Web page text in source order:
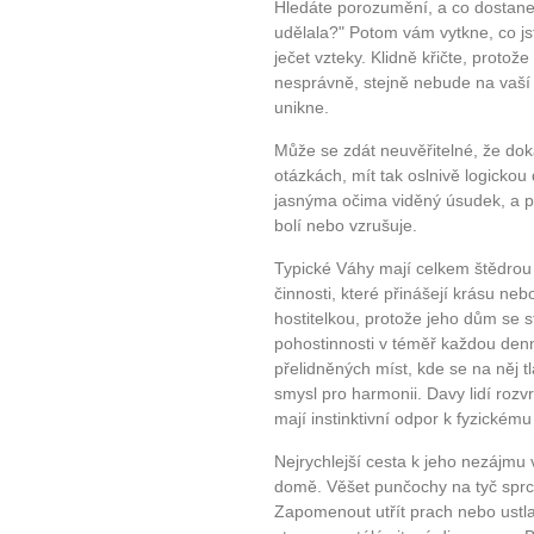
10 tipů
...
Jak mít více energie
Jak vnést do života
Jak být šťastnější
Hledáte porozumění, a co
udělala?" Potom vám vytkne, co
ječet vzteky. Klidně křičte,
nesprávně, stejně nebude na
unikne.
Může se zdát neuvěřitelné, že
otázkách, mít tak oslnivě
jasnýma očima viděný úsudek, a
bolí nebo vzrušuje.
Typické Váhy mají celkem
činnosti, které přinášejí krásu
hostitelkou, protože jeho dům se
pohostinnosti v téměř každou
přelidněných míst, kde se na něj
smysl pro harmonii. Davy lidí
mají instinktivní odpor k
Nejrychlejší cesta k jeho
domě. Věšet punčochy na tyč
Zapomenout utřít prach nebo